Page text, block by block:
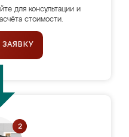
для консультации и
стоимости.